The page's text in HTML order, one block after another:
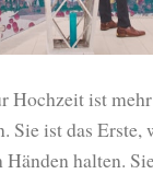
Hochzeit ist
Sie ist das Erste,
halten.